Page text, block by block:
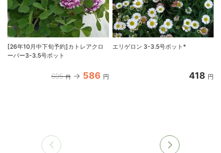
[26年10月中下旬予約]カトレアクロ
ーバー3-3.5号ポット
605 円 586 円
エリゲロン 3-3.5号ポット*
418 円